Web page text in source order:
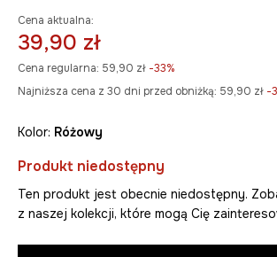
Cena aktualna:
39,90 zł
Cena regularna: 59,90 zł -33%
Najniższa cena z 30 dni przed obniżką: 59,90 zł -
Kolor: różowy
Produkt niedostępny
Ten produkt jest obecnie niedostępny.
z naszej kolekcji, które mogą Cię